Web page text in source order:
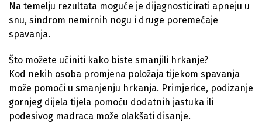
Na temelju rezultata moguće je dijagnosticirati apneju u
snu, sindrom nemirnih nogu i druge poremećaje
spavanja.
Što možete učiniti kako biste smanjili hrkanje?
Kod nekih osoba promjena položaja tijekom spavanja
može pomoći u smanjenju hrkanja. Primjerice, podizanje
gornjeg dijela tijela pomoću dodatnih jastuka ili
podesivog madraca može olakšati disanje.